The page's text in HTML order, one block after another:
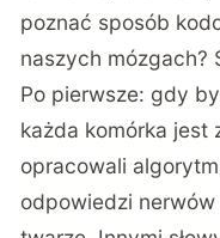
poznać sposób
naszych mózgach?
Po pierwsze: gdy
każda komórka jest
opracowali
odpowiedzi